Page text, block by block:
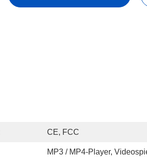
CE, FCC
MP3 / MP4-Player,